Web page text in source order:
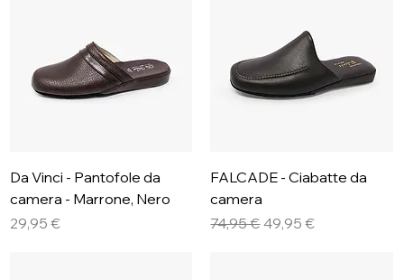
Da Vinci - Pantofole da
camera - Marrone, Nero
Prezzo
29,95 €
FALCADE - Ciabatte da
camera
Prezzo regolare
74,95 €Prezzo scontato
49,95 €